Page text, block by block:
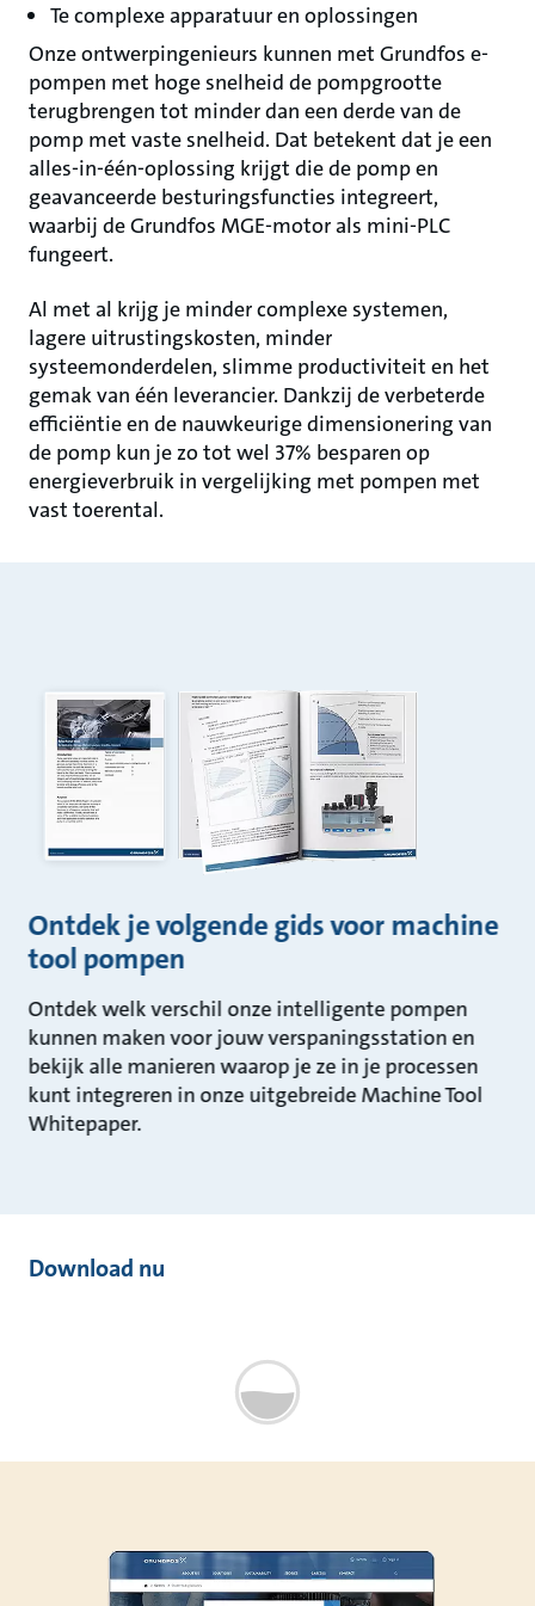
Te complexe apparatuur en oplossingen
Onze ontwerpingenieurs kunnen met Grundfos e-
pompen met hoge snelheid de pompgrootte
terugbrengen tot minder dan een derde van de
pomp met vaste snelheid. Dat betekent dat je een
alles-in-één-oplossing krijgt die de pomp en
geavanceerde besturingsfuncties integreert,
waarbij de Grundfos MGE-motor als mini-PLC
fungeert.
Al met al krijg je minder complexe systemen,
lagere uitrustingskosten, minder
systeemonderdelen, slimme productiviteit en het
gemak van één leverancier. Dankzij de verbeterde
efficiëntie en de nauwkeurige dimensionering van
de pomp kun je zo tot wel 37% besparen op
energieverbruik in vergelijking met pompen met
vast toerental.
Ontdek je volgende gids voor machine
tool pompen
Ontdek welk verschil onze intelligente pompen
kunnen maken voor jouw verspaningsstation en
bekijk alle manieren waarop je ze in je processen
kunt integreren in onze uitgebreide Machine Tool
Whitepaper.
Download nu